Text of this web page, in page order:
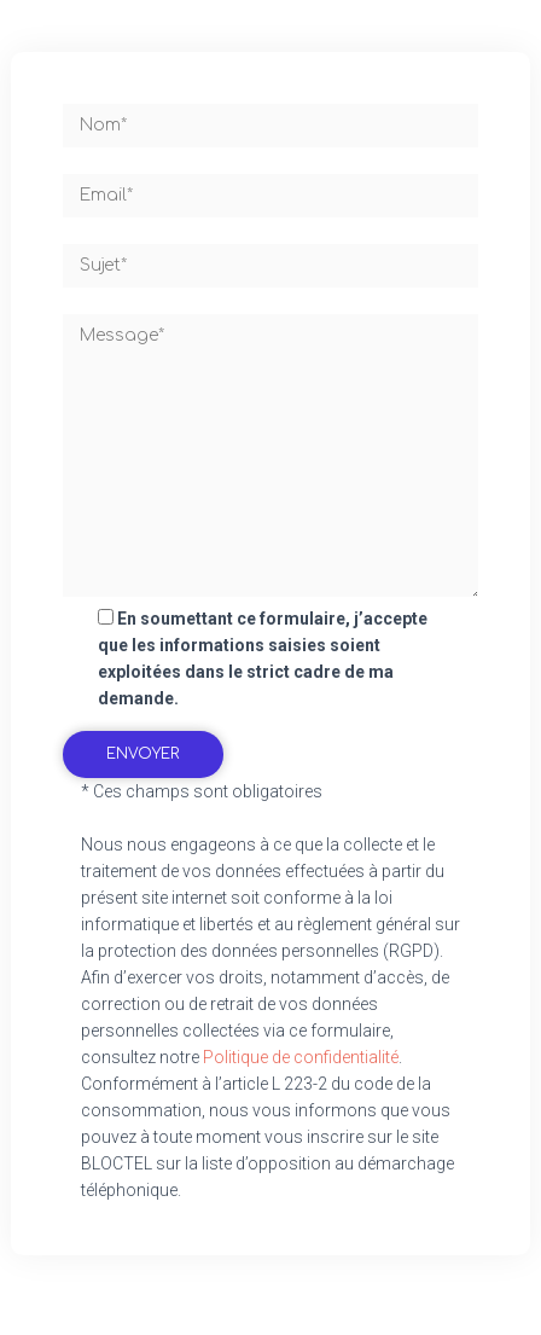
En soumettant ce formulaire, j’accepte
que les informations saisies soient
exploitées dans le strict cadre de ma
demande.
* Ces champs sont obligatoires
Nous nous engageons à ce que la collecte et le
traitement de vos données effectuées à partir du
présent site internet soit conforme à la loi
informatique et libertés et au règlement général sur
la protection des données personnelles (RGPD).
Afin d’exercer vos droits, notamment d’accès, de
correction ou de retrait de vos données
personnelles collectées via ce formulaire,
consultez notre Politique de confidentialité.
Conformément à l’article L 223-2 du code de la
consommation, nous vous informons que vous
pouvez à toute moment vous inscrire sur le site
BLOCTEL sur la liste d’opposition au démarchage
téléphonique.